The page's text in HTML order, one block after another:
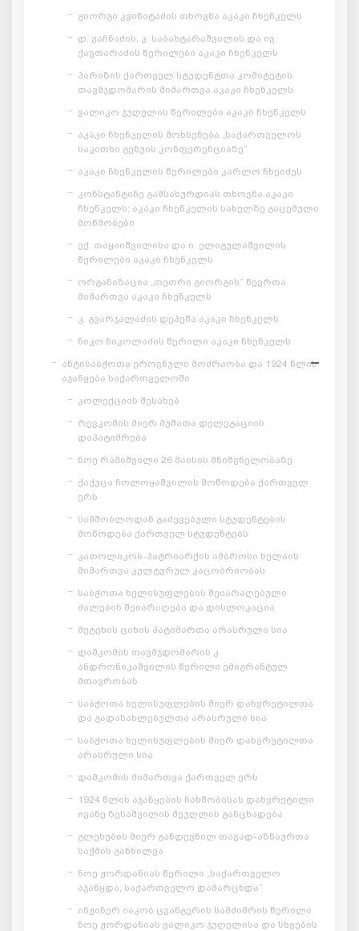
გიორგი კვინიტაძის თხოვნა აკაკი ჩხენკელს
დ. ვაჩნაძის, კ. საბახტარაშვილის და ივ.
ქავთარაძის წერილები აკაკი ჩხენკელს
პარიზის ქართველ სტუდენტთა კომიტეტის
თავმჯდომარის მიმართვა აკაკი ჩხენკელს
ვალიკო ჯუღელის წერილები აკაკი ჩხენკელს
აკაკი ჩხენკელის მოხსენება „საქართველოს
საკითხი გენუის კონფერენციაზე“
აკაკი ჩხენკელის წერილები კარლო ჩხეიძეს
კონსტანტინე გამსახურდიას თხოვნა აკაკი
ჩხენკელს; აკაკი ჩხენკელის სახელზე გაცემული
მოწმობები
ექ. თაყაიშვილისა და ი. ელიგულაშვილის
წერილები აკაკი ჩხენკელს
ორგანიზაცია „თეთრი გიორგის“ წევრთა
მიმართვა აკაკი ჩხენკელს
კ. გვარჯალაძის დეპეშა აკაკი ჩხენკელს
ნიკო ნიკოლაძის წერილი აკაკი ჩხენკელს
ანტისაბჭოთა ეროვნული მოძრაობა და 1924 წლის
აჯანყება საქართველოში
კოლექციის შესახებ
რევკომის მიერ მუშათა დელეგაციის
დაპატიმრება
ნოე რამიშვილი 26 მაისის მნიშვნელობაზე
ქაქუცა ჩოლოყაშვილის მოწოდება ქართველ
ერს
სამშობლოდან გაძევებული სტუდენტების
მოწოდება ქართველ სტუდენტებს
კათოლიკოს-პატრიარქის ამბროსი ხელაის
მიმართვა კულტურულ კაცობრიობას
საბჭოთა ხელისუფლების შეიარაღებული
ძალების შეიარაღება და დისლოკაცია
მეტეხის ციხის პატიმართა არასრული სია
დამკომის თავმჯდომარის კ.
ანდრონიკაშვილის წერილი ემიგრანტულ
მთავრობას
საბჭოთა ხელისუფლების მიერ დახვრეტილთა
და გადასახლებულთა არასრული სია
საბჭოთა ხელისუფლების მიერ დახვრეტილთა
არასრული სია
დამკომის მიმართვა ქართველ ერს
1924 წლის აჯანყების ჩახშობისას დახვრეტილი
ივანე ზესაშვილის მეუღლის განცხადება
გლეხების მიერ განდევნილ თავად-აზნაურთა
საქმის განხილვა
ნოე ჟორდანიას წერილი „საქართველო
აჯანყდა, საქართველო დამარცხდა“
ინჟინერ იაკობ ცვანგერის სამძიმრის წერილი
ნოე ჟორდანიას ვალიკო ჯუღელისა და სხვების